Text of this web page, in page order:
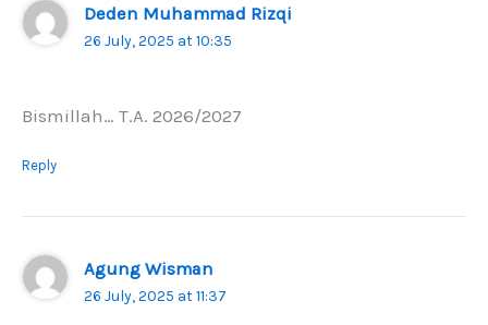
Deden Muhammad Rizqi
26 July, 2025 at 10:35
Bismillah… T.A. 2026/2027
Reply
Agung Wisman
26 July, 2025 at 11:37